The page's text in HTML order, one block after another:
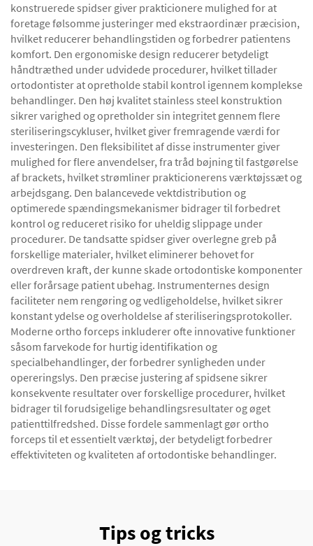
konstruerede spidser giver prakticionere mulighed for at
foretage følsomme justeringer med ekstraordinær præcision,
hvilket reducerer behandlingstiden og forbedrer patientens
komfort. Den ergonomiske design reducerer betydeligt
håndtræthed under udvidede procedurer, hvilket tillader
ortodontister at opretholde stabil kontrol igennem komplekse
behandlinger. Den høj kvalitet stainless steel konstruktion
sikrer varighed og opretholder sin integritet gennem flere
steriliseringscykluser, hvilket giver fremragende værdi for
investeringen. Den fleksibilitet af disse instrumenter giver
mulighed for flere anvendelser, fra tråd bøjning til fastgørelse
af brackets, hvilket strømliner prakticionerens værktøjssæt og
arbejdsgang. Den balancevede vektdistribution og
optimerede spændingsmekanismer bidrager til forbedret
kontrol og reduceret risiko for uheldig slippage under
procedurer. De tandsatte spidser giver overlegne greb på
forskellige materialer, hvilket eliminerer behovet for
overdreven kraft, der kunne skade ortodontiske komponenter
eller forårsage patient ubehag. Instrumenternes design
faciliteter nem rengøring og vedligeholdelse, hvilket sikrer
konstant ydelse og overholdelse af steriliseringsprotokoller.
Moderne ortho forceps inkluderer ofte innovative funktioner
såsom farvekode for hurtig identifikation og
specialbehandlinger, der forbedrer synligheden under
opereringslys. Den præcise justering af spidsene sikrer
konsekvente resultater over forskellige procedurer, hvilket
bidrager til forudsigelige behandlingsresultater og øget
patienttilfredshed. Disse fordele sammenlagt gør ortho
forceps til et essentielt værktøj, der betydeligt forbedrer
effektiviteten og kvaliteten af ortodontiske behandlinger.
Tips og tricks